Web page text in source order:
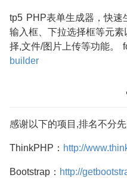
tp5 PHP表单生成器，快速
输入框、下拉选择框等元
择,文件/图片上传等功能。
builder
感谢以下的项目,排名不分
ThinkPHP： http://
Bootstrap： http://